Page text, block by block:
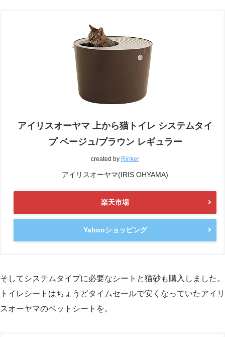
アイリスオーヤマ 上から猫トイレ システムタイ
プ ベージュ/ブラウン レギュラー
created by Rinker
アイリスオーヤマ(IRIS OHYAMA)
楽天市場
Yahooショッピング
そしてシステムタイプに必要なシートと猫砂も購入しました。
トイレシートはちょうどタイムセールで安くなっていたアイリ
スオーヤマのペットシートを。